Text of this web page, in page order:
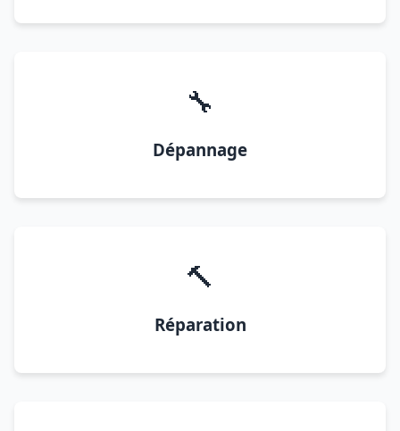
🔧
Dépannage
🔨
Réparation